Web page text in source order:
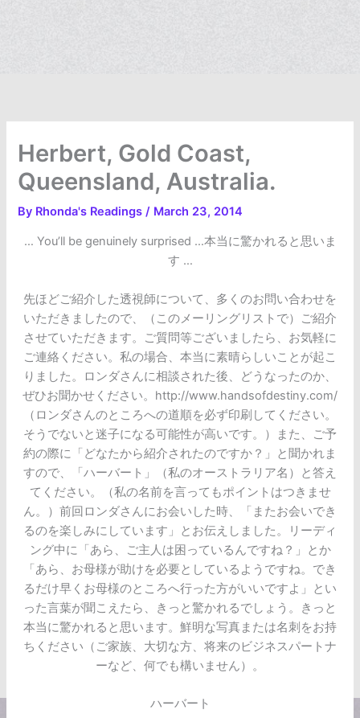
Herbert, Gold Coast,
Queensland, Australia.
By Rhonda's Readings/ March 23, 2014
… You’ll be genuinely surprised …本当に驚かれると思いま
す …
先ほどご紹介した透視師について、多くのお問い合わせを
いただきましたので、（このメーリングリストで）ご紹介
させていただきます。ご質問等ございましたら、お気軽に
ご連絡ください。私の場合、本当に素晴らしいことが起こ
りました。ロンダさんに相談された後、どうなったのか、
ぜひお聞かせください。http://www.handsofdestiny.com/
（ロンダさんのところへの道順を必ず印刷してください。
そうでないと迷子になる可能性が高いです。）また、ご予
約の際に「どなたから紹介されたのですか？」と聞かれま
すので、「ハーバート」（私のオーストラリア名）と答え
てください。（私の名前を言ってもポイントはつきませ
ん。）前回ロンダさんにお会いした時、「またお会いでき
るのを楽しみにしています」とお伝えしました。リーディ
ング中に「あら、ご主人は困っているんですね？」とか
「あら、お母様が助けを必要としているようですね。でき
るだけ早くお母様のところへ行った方がいいですよ」とい
った言葉が聞こえたら、きっと驚かれるでしょう。きっと
本当に驚かれると思います。鮮明な写真または名刺をお持
ちください（ご家族、大切な方、将来のビジネスパートナ
ーなど、何でも構いません）。
ハーバート